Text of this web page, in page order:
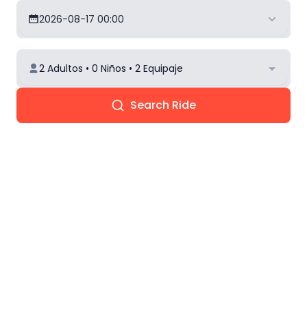
2026-08-17 00:00
2 Adultos • 0 Niños • 2 Equipaje
Search Ride